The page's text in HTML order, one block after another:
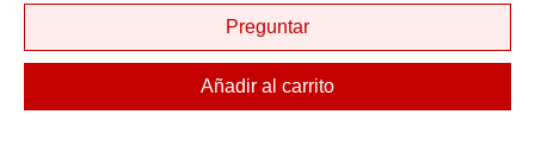
Preguntar
Añadir al carrito